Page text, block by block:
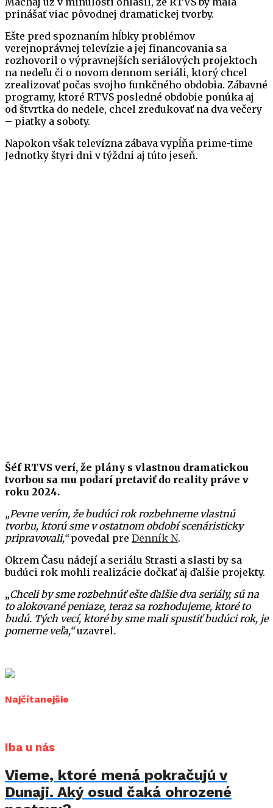
prinášať viac pôvodnej dramatickej tvorby.
Ešte pred spoznaním hĺbky problémov
verejnoprávnej televízie a jej financovania sa
rozhovoril o výpravnejších seriálových projektoch
na nedeľu či o novom dennom seriáli, ktorý chcel
zrealizovať počas svojho funkčného obdobia. Zábavné
programy, ktoré RTVS posledné obdobie ponúka aj
od štvrtka do nedele, chcel zredukovať na dva večery
– piatky a soboty.
Napokon však televízna zábava vypĺňa prime-time
Jednotky štyri dni v týždni aj túto jeseň.
Šéf RTVS verí, že plány s vlastnou dramatickou
tvorbou sa mu podarí pretaviť do reality práve v
roku 2024.
„Pevne verím, že budúci rok rozbehneme vlastnú
tvorbu, ktorú sme v ostatnom období scenáristicky
pripravovali,“povedal pre Denník N.
Okrem Času nádejí a seriálu Strasti a slasti by sa
budúci rok mohli realizácie dočkať aj ďalšie projekty.
„Chceli by sme rozbehnúť ešte ďalšie dva seriály, sú na
to alokované peniaze, teraz sa rozhodujeme, ktoré to
budú. Tých vecí, ktoré by sme mali spustiť budúci rok, je
pomerne veľa,“uzavrel.
Najčítanejšie
Iba u nás
Vieme, ktoré mená pokračujú v
Dunaji. Aký osud čaká ohrozené